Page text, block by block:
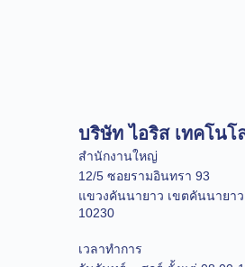
บริษัท ไอริส เทคโนโ
สำนักงานใหญ่
12/5 ซอยรามอินทรา 93
แขวงคันนายาว เขตคันนายาว
10230
เวลาทำการ